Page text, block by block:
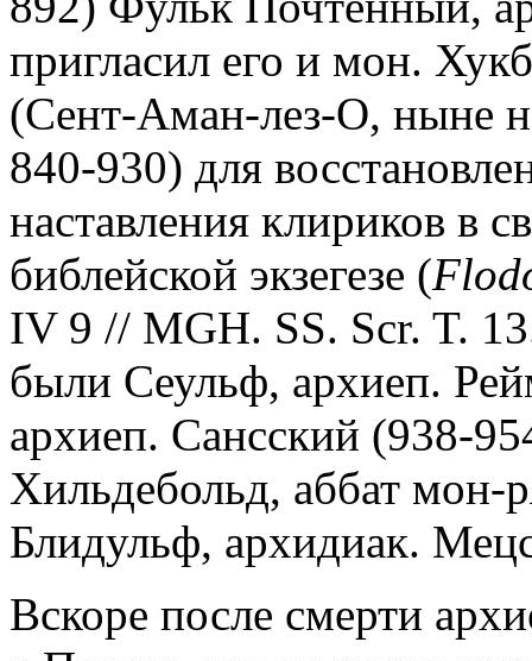
пригласил его и мон.
(Сент-Аман-лез-О, ныне
840-930) для
наставления клириков в
библейской экзегезе (
IV 9 // MGH. SS. Scr. T.
были Сеульф, архиеп.
архиеп. Сансский (938-
Хильдебольд, аббат
Блидульф, архидиак.
Вскоре после смерти